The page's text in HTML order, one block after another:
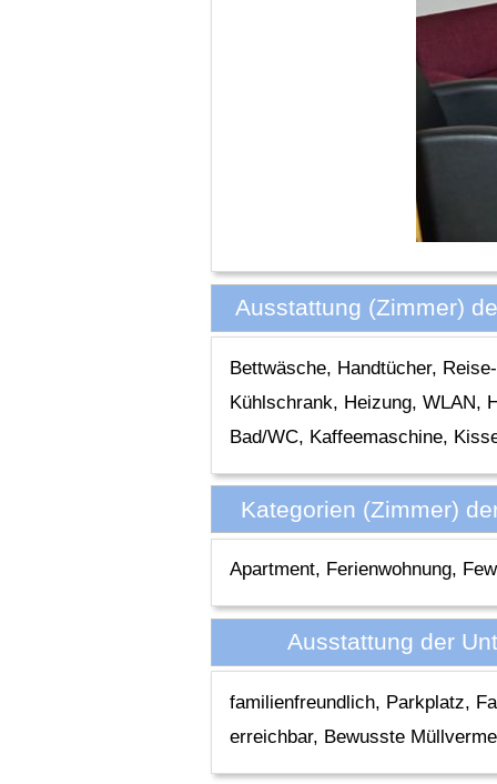
Ausstattung (Zimmer)
Bettwäsche, Handtücher,
Kühlschrank, Heizung, WLAN,
Bad/WC, Kaffeemaschine,
Kategorien (Zimmer)
Apartment, Ferienwohnung,
Ausstattung der
familienfreundlich, Parkplatz,
erreichbar, Bewusste